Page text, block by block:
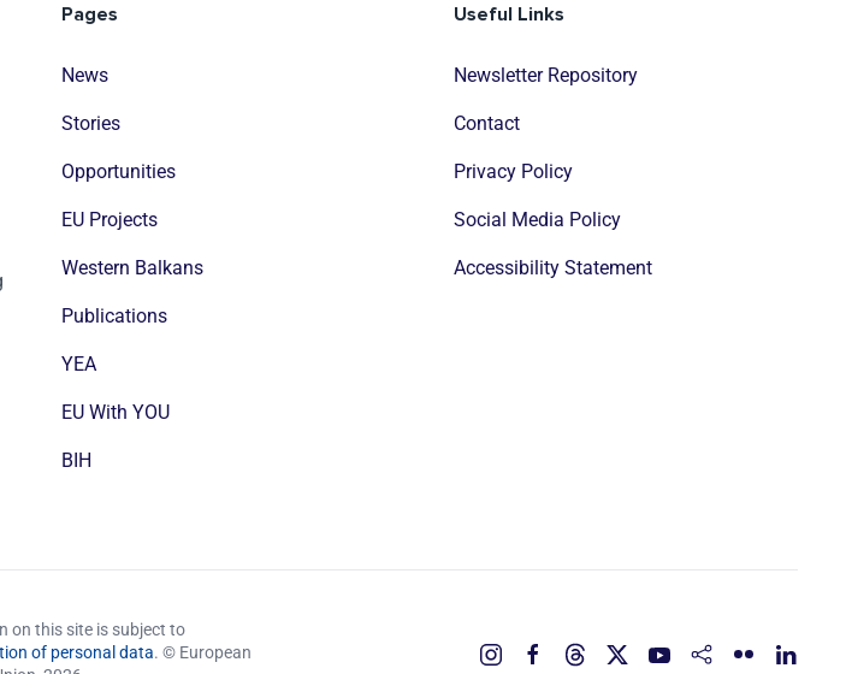
Pages
News
Stories
Opportunities
EU Projects
Western Balkans
Publications
YEA
EU With YOU
BIH
Useful Links
Newsletter Repository
Contact
Privacy Policy
Social Media Policy
Accessibility Statement
on this site is subject to
of personal data. © European